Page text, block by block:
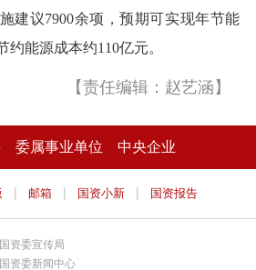
建议7900余项，预期可实现年节能
约能源成本约110亿元。
【责任编辑：赵艺涵】
委属事业单位 中央企业
| 邮箱 | 国资小新 | 国资报告
资委宣传局
资委新闻中心